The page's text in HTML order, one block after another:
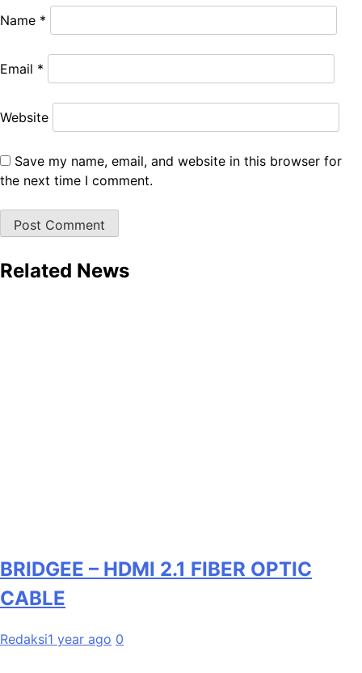
Name *
Email *
Website
Save my name, email, and website in this browser for
the next time I comment.
Related News
BRIDGEE – HDMI 2.1 FIBER OPTIC
CABLE
Redaksi1 year ago 0